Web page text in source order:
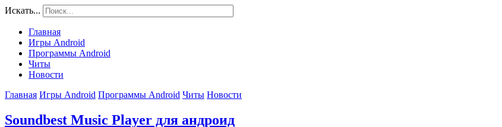
Искать...
Главная
Игры Android
Программы Android
Читы
Новости
Главная Игры Android Программы Android Читы Новости
Soundbest Music Player для андроид